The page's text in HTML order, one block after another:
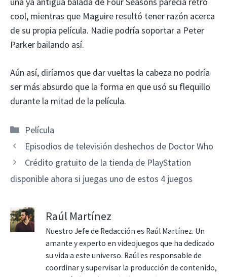
cool, mientras que Maguire resultó tener razón acerca
de su propia película. Nadie podría soportar a Peter
Parker bailando así.
Aún así, diríamos que dar vueltas la cabeza no podría
ser más absurdo que la forma en que usó su flequillo
durante la mitad de la película.
Categorías
Película
Episodios de televisión deshechos de Doctor Who
Crédito gratuito de la tienda de PlayStation
disponible ahora si juegas uno de estos 4 juegos
Raúl Martínez
Nuestro Jefe de Redacción es Raúl Martínez. Un
amante y experto en videojuegos que ha dedicado
su vida a este universo. Raúl es responsable de
coordinar y supervisar la producción de contenido,